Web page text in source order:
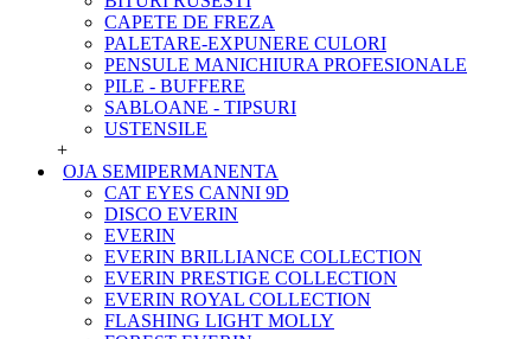
CAPETE DE FREZA
PALETARE-EXPUNERE CULORI
PENSULE MANICHIURA PROFESIONALE
PILE - BUFFERE
SABLOANE - TIPSURI
USTENSILE
+
OJA SEMIPERMANENTA
CAT EYES CANNI 9D
DISCO EVERIN
EVERIN
EVERIN BRILLIANCE COLLECTION
EVERIN PRESTIGE COLLECTION
EVERIN ROYAL COLLECTION
FLASHING LIGHT MOLLY